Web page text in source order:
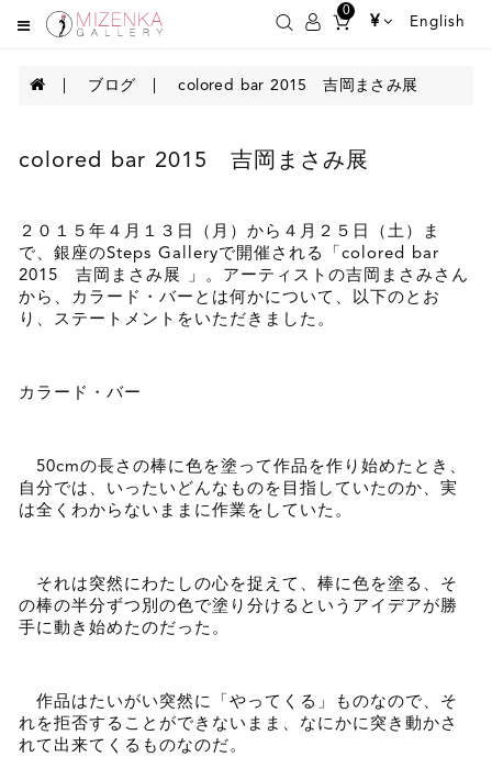
0
¥ English
ブログ colored bar 2015 吉岡まさみ展
colored bar 2015 吉岡まさみ展
２０１５年４月１３日（月）から４月２５日（土）ま
で、銀座のSteps Galleryで開催される「colored bar
2015 吉岡まさみ展 」。アーティストの吉岡まさみさん
から、カラード・バーとは何かについて、以下のとお
り、ステートメントをいただきました。
カラード・バー
50cmの長さの棒に色を塗って作品を作り始めたとき、
自分では、いったいどんなものを目指していたのか、実
は全くわからないままに作業をしていた。
それは突然にわたしの心を捉えて、棒に色を塗る、そ
の棒の半分ずつ別の色で塗り分けるというアイデアが勝
手に動き始めたのだった。
作品はたいがい突然に「やってくる」ものなので、そ
れを拒否することができないまま、なにかに突き動かさ
れて出来てくるものなのだ。